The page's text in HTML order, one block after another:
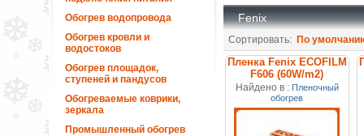
Обогрев водопровода
Обогрев кровли и
водостоков
Обогрев площадок,
ступеней и пандусов
Обогреваемые коврики,
зеркала
Промышленный обогрев
Fenix
Сортировать: По
Пленка Fenix ECOFILM
F606 (60W/m2)
отопительная
Найдено в : Пленочный
обогрев